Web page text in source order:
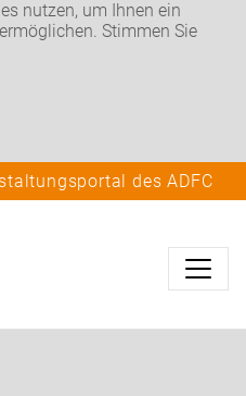
nutzen, um Ihnen ein
Stimmen Sie
des ADFC